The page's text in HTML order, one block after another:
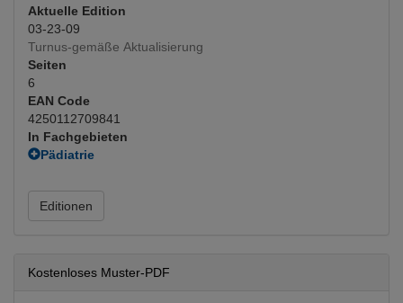
Aktuelle Edition
03-23-09
Turnus-gemäße Aktualisierung
Seiten
6
EAN Code
4250112709841
In Fachgebieten
Pädiatrie
Urologie
Diagnostik
Editionen
Kostenloses Muster-PDF